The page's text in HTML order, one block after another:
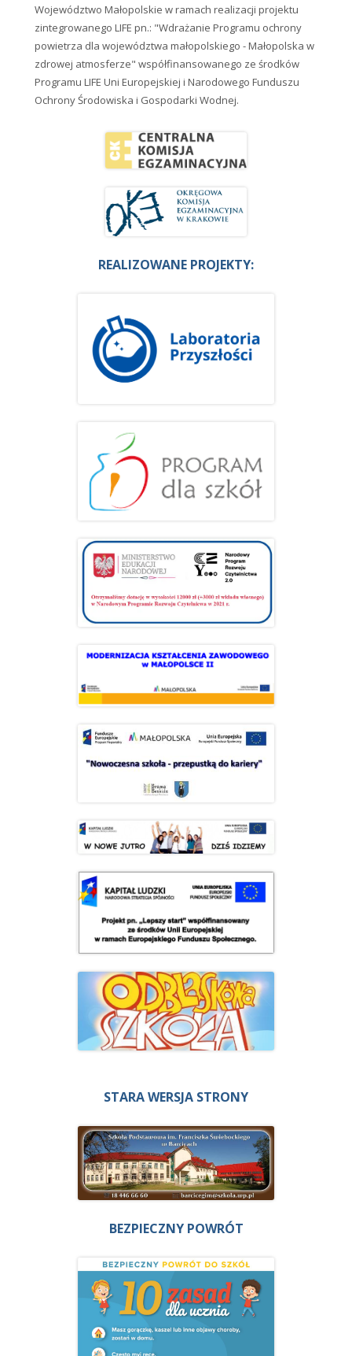
Województwo Małopolskie w ramach realizacji projektu
zintegrowanego LIFE pn.: "Wdrażanie Programu ochrony
powietrza dla województwa małopolskiego - Małopolska w
zdrowej atmosferze" współfinansowanego ze środków
Programu LIFE Uni Europejskiej i Narodowego Funduszu
Ochrony Środowiska i Gospodarki Wodnej.
REALIZOWANE PROJEKTY:
STARA WERSJA STRONY
BEZPIECZNY POWRÓT